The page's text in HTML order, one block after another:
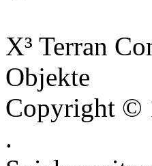
X³ Terran
Objekte
Copyright ©
.